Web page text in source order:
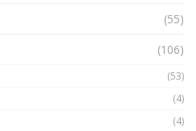
(55)
(106)
(53)
(4)
(4)